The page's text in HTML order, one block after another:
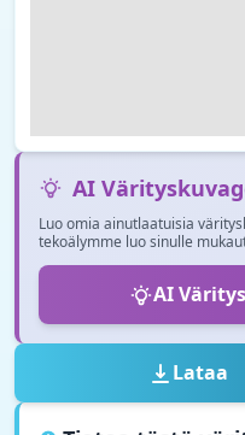
AI
Luo omia ainutlaatuisia
tekoälymme luo sinulle
AI
Lataa